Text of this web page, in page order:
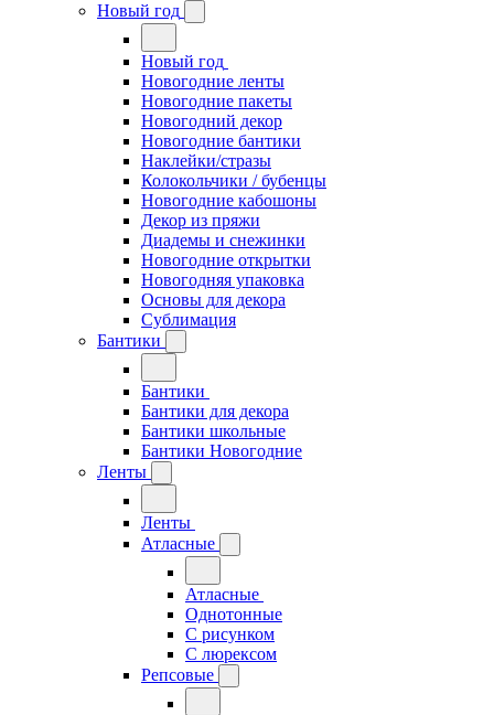
Новый год
Новый год
Новогодние ленты
Новогодние пакеты
Новогодний декор
Новогодние бантики
Наклейки/стразы
Колокольчики / бубенцы
Новогодние кабошоны
Декор из пряжи
Диадемы и снежинки
Новогодние открытки
Новогодняя упаковка
Основы для декора
Сублимация
Бантики
Бантики
Бантики для декора
Бантики школьные
Бантики Новогодние
Ленты
Ленты
Атласные
Атласные
Однотонные
С рисунком
С люрексом
Репсовые